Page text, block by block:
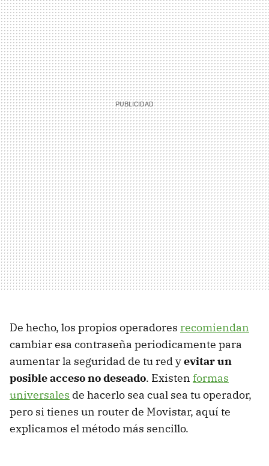
De hecho, los propios operadores recomiendan
cambiar esa contraseña periodicamente para
aumentar la seguridad de tu red yevitar un
posible acceso no deseado. Existen formas
universales de hacerlo sea cual sea tu operador,
pero si tienes un router de Movistar, aquí te
explicamos el método más sencillo.